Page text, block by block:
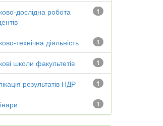
1
дослідна робота
1
технічна діяльність
1
школи факультетів
1
результатів НДР
1